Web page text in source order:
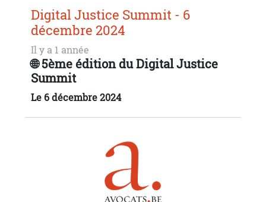
Digital Justice Summit - 6
décembre 2024
Il y a 1 année
🌐 5ème édition du Digital Justice
Summit
Le 6 décembre 2024